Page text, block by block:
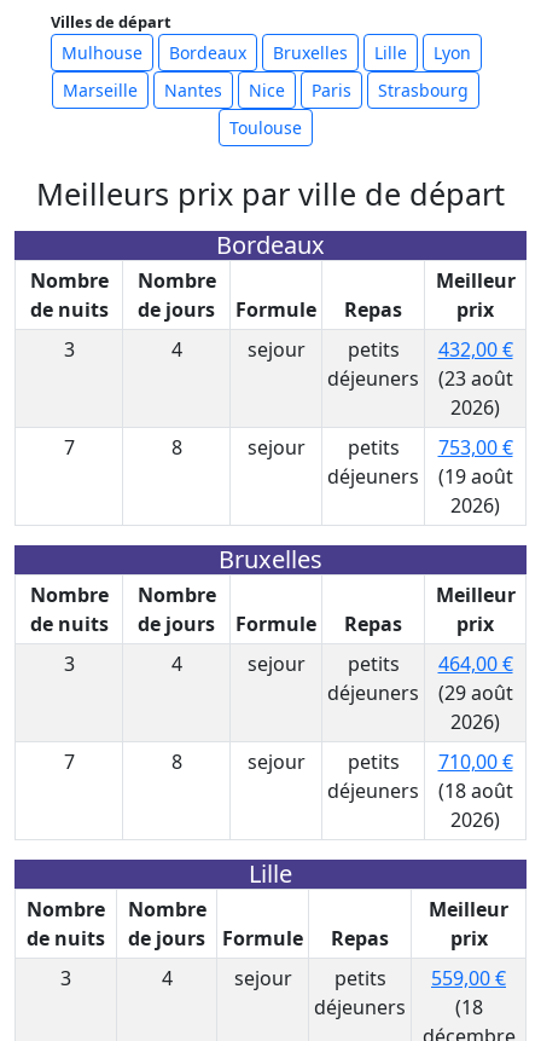
Villes de départ
Mulhouse Bordeaux Bruxelles Lille
Lyon
Marseille
Nantes Nice Paris
Strasbourg
Toulouse
Meilleurs prix par ville de départ
Bordeaux
Nombre
de nuits
Nombre
de jours
Formule Repas
Meilleur
prix
3
4 sejour
petits
déjeuners
432,00 €
(23 août
2026)
7
8 sejour
petits
déjeuners
753,00 €
(19 août
2026)
Bruxelles
Nombre
de nuits
Nombre
de jours
Formule Repas
Meilleur
prix
3
4 sejour
petits
déjeuners
464,00 €
(29 août
2026)
7
8 sejour
petits
déjeuners
710,00 €
(18 août
2026)
Lille
Nombre
de nuits
Nombre
de jours
Formule Repas
Meilleur
prix
3
4 sejour
petits
déjeuners
559,00 €
(18